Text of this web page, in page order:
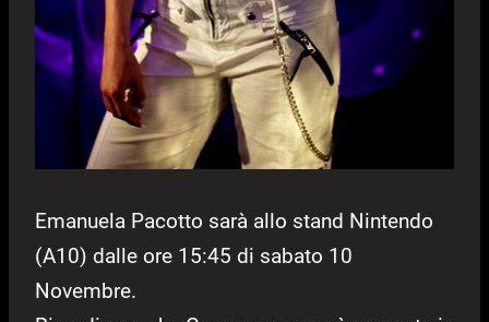
Emanuela Pacotto sarà allo stand Nintendo
(A10) dalle ore 15:45 di sabato 10
Novembre.